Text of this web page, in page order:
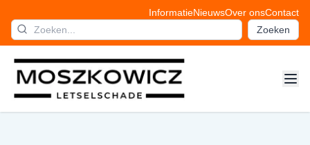
InformatieNieuwsOver onsContact
Zoeken